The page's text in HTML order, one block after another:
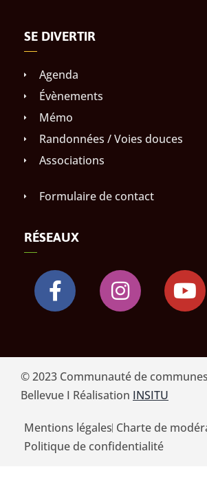
SE DIVERTIR
Agenda
Évènements
Mémo
Randonnées / Voies douces
Associations
Formulaire de contact
RÉSEAUX
© 2023 Communauté de
Bellevue I Réalisation INSITU
Mentions légales Charte de
Politique de confidentialité